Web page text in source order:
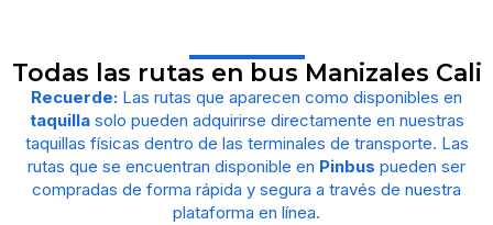
Todas las rutas en bus Manizales Cali
Recuerde: Las rutas que aparecen como disponibles en
taquillasolo pueden adquirirse directamente en nuestras
taquillas físicas dentro de las terminales de transporte. Las
rutas que se encuentran disponible en Pinbus pueden ser
compradas de forma rápida y segura a través de nuestra
plataforma en línea.